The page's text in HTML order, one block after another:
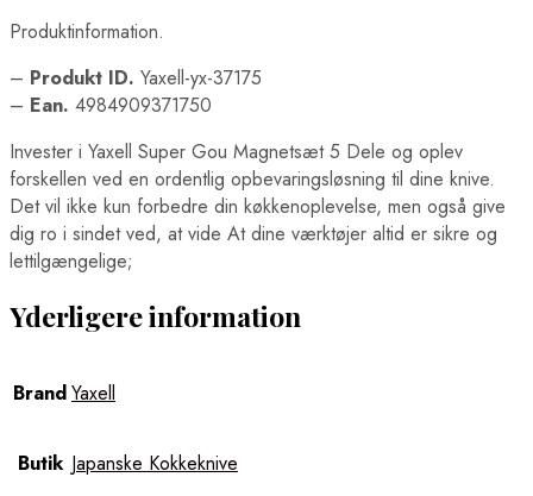
Produktinformation.
– Produkt ID. Yaxell-yx-37175
– Ean. 4984909371750
Invester i Yaxell Super Gou Magnetsæt 5 Dele og oplev
forskellen ved en ordentlig opbevaringsløsning til dine knive.
Det vil ikke kun forbedre din køkkenoplevelse, men også give
dig ro i sindet ved, at vide At dine værktøjer altid er sikre og
lettilgængelige;
Yderligere information
BrandYaxell
Butik Japanske Kokkeknive